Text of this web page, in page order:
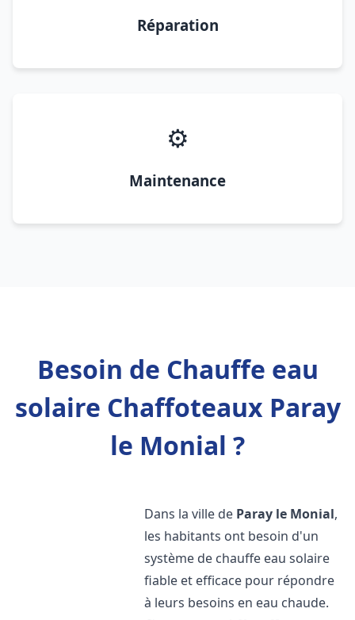
Réparation
⚙️
Maintenance
Besoin de Chauffe eau
solaire Chaffoteaux Paray
le Monial ?
Dans la ville de Paray le Monial,
les habitants ont besoin d'un
système de chauffe eau solaire
fiable et efficace pour répondre
à leurs besoins en eau chaude.